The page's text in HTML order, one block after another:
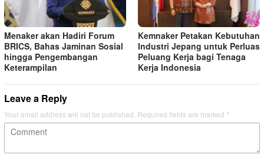
Menaker akan Hadiri Forum
BRICS, Bahas Jaminan Sosial
hingga Pengembangan
Keterampilan
Kemnaker Petakan Kebutuhan
Industri Jepang untuk Perluas
Peluang Kerja bagi Tenaga
Kerja Indonesia
Leave a Reply
Your email address will not be published. Required fields are marked *